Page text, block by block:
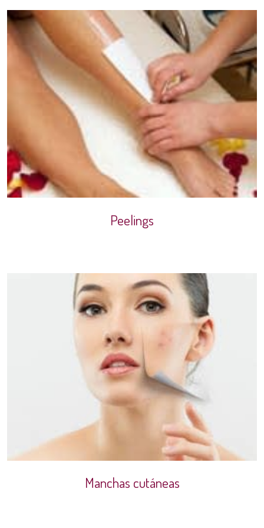
Peelings
Manchas cutáneas